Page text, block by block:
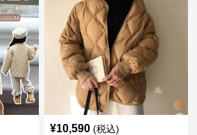
¥10,590 (税込)